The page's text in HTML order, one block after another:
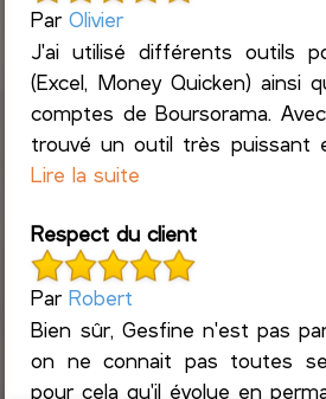
ParOlivier
J'ai utilisé différents outils
(Excel, Money Quicken) ainsi
comptes de Boursorama.
trouvé un outil très puissant
Lire la suite
Respect du client
ParRobert
Bien sûr, Gesfine n'est pas
on ne connait pas toutes
pour cela qu'il évolue en